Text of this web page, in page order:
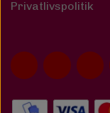
Privatlivspolitik